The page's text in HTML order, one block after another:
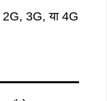
3G, या 4G